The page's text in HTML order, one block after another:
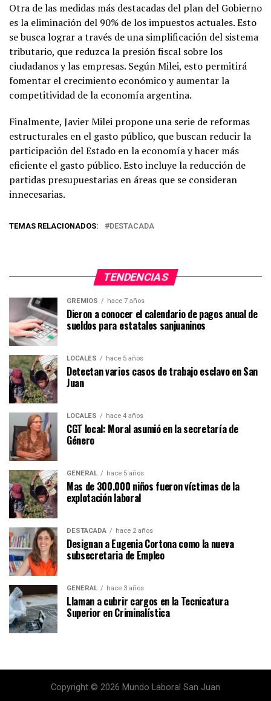
Otra de las medidas más destacadas del plan del Gobierno
es la eliminación del 90% de los impuestos actuales. Esto
se busca lograr a través de una simplificación del sistema
tributario, que reduzca la presión fiscal sobre los
ciudadanos y las empresas. Según Milei, esto permitirá
fomentar el crecimiento económico y aumentar la
competitividad de la economía argentina.
Finalmente, Javier Milei propone una serie de reformas
estructurales en el gasto público, que buscan reducir la
participación del Estado en la economía y hacer más
eficiente el gasto público. Esto incluye la reducción de
partidas presupuestarias en áreas que se consideran
innecesarias.
TEMAS RELACIONADOS: DESTACADA
TENDENCIAS
GREMIOS hace 7 años
Dieron a conocer el calendario de pagos anual de
sueldos para estatales sanjuaninos
LOCALES hace 5 años
Detectan varios casos de trabajo esclavo en San
Juan
LOCALES hace 4 años
CGT local: Moral asumió en la secretaría de
Género
GENERAL hace 5 años
Mas de 300.000 niños fueron víctimas de la
explotación laboral
DESTACADA hace 2 años
Designan a Eugenia Cortona como la nueva
subsecretaria de Empleo
GENERAL hace 3 años
Llaman a cubrir cargos en la Tecnicatura
Superior en Criminalística
Copyright © 2026 Mundo Laboral San Juan